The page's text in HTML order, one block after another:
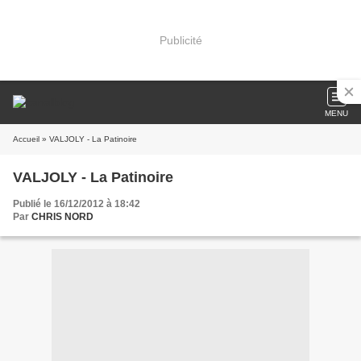
Publicité
MENU
Accueil » VALJOLY - La Patinoire
VALJOLY - La Patinoire
Publié le 16/12/2012 à 18:42
Par CHRIS NORD